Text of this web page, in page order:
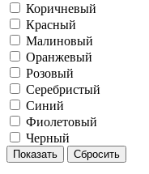
Коричневый
Красный
Малиновый
Оранжевый
Розовый
Серебристый
Синий
Фиолетовый
Черный